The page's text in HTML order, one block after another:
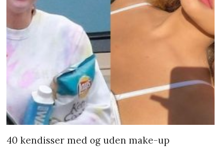
40 kendisser med og uden make-up